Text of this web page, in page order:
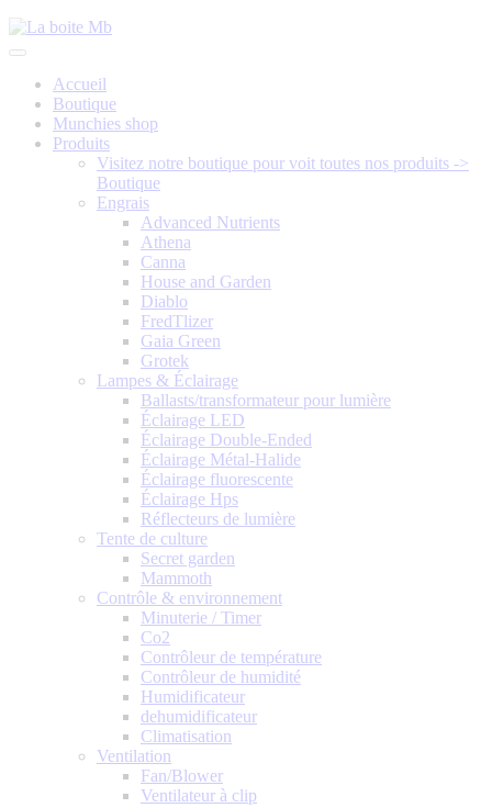
Accueil
Boutique
Munchies shop
Produits
Visitez notre boutique pour voit toutes nos produits ->
Boutique
Engrais
Advanced Nutrients
Athena
Canna
House and Garden
Diablo
FredTlizer
Gaia Green
Grotek
Lampes & Éclairage
Ballasts/transformateur pour lumière
Éclairage LED
Éclairage Double-Ended
Éclairage Métal-Halide
Éclairage fluorescente
Éclairage Hps
Réflecteurs de lumière
Tente de culture
Secret garden
Mammoth
Contrôle & environnement
Minuterie / Timer
Co2
Contrôleur de température
Contrôleur de humidité
Humidificateur
dehumidificateur
Climatisation
Ventilation
Fan/Blower
Ventilateur à clip